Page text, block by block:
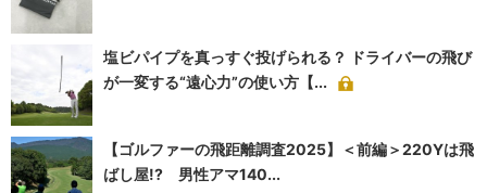
塩ビパイプを真っすぐ投げられる？ ドライバーの飛び
が一変する“遠心力”の使い方【...
【ゴルファーの飛距離調査2025】＜前編＞220Yは飛
ばし屋!? 男性アマ140...